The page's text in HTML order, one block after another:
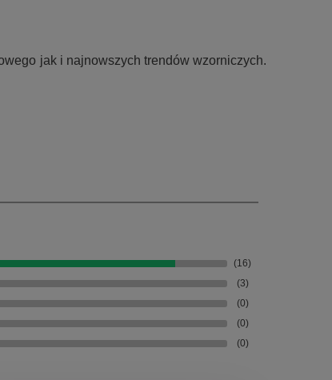
jak i najnowszych trendów wzorniczych.
(16)
(3)
(0)
(0)
(0)